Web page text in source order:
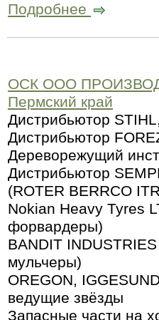
Подробнее
ОСК ООО
Пермский край
Дистрибьютор
Дистрибьютор
Дереворежущий
Дистрибьютор
(ROTER BERRCO
Nokian Heavy Tyres
форвардеры)
BANDIT
мульчеры)
OREGON,
ведущие звёзды
Запасные части на